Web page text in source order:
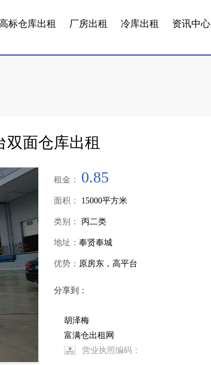
标仓库出租 厂房出租 冷库出租 资讯中心
双面仓库出租
租金： 0.85
面积： 15000平方米
类别： 丙二类
地址： 奉贤奉城
优势： 原房东，高平台
分享到：
胡泽梅
富满仓出租网
营业执照编码：